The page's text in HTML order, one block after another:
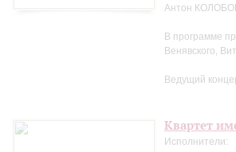
Антон
В программе
Венявского,
Ведущий
Квартет
Исполнители: